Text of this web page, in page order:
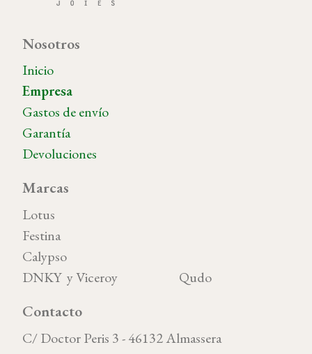
Nosotros
Inicio
Empresa
Gastos de envío
Garantía
Devoluciones
Marcas
Lotus
Festina
Calypso
DNKY y Viceroy Qudo
Contacto
C/ Doctor Peris 3 - 46132 Almassera